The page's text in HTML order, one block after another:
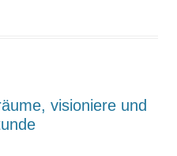
visioniere und